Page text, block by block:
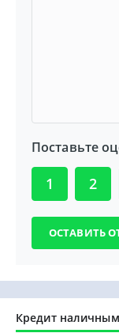
Поставьте
1 2
Кредит